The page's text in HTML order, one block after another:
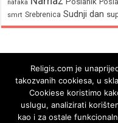
nafaka
smrt Srebrenica Sudnji dan
Religis.com je
takozvanih cookiesa, u
Cookiese koristimo
uslugu, analizirati
kao i za ostale